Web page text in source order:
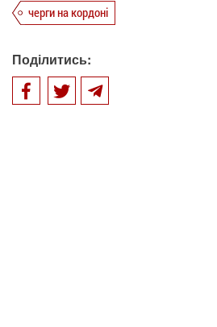
черги на кордоні
Поділитись: